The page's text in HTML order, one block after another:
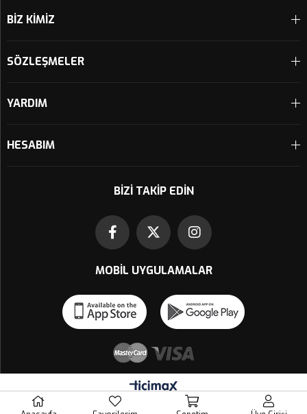
BİZ KİMİZ
SÖZLEŞMELER
YARDIM
HESABIM
BIZI TAKIP EDIN
MOBIL UYGULAMALAR